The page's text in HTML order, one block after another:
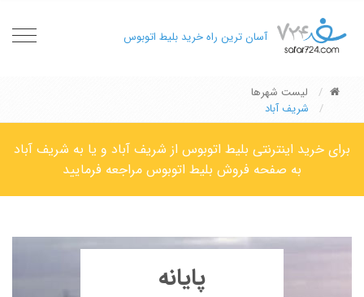
آسان ترین راه خرید بلیط اتوبوس
لیست شهرها
شریف آباد
برای خرید اینترنتی بلیط اتوبوس از شریف آباد و یا به شریف آباد
به صفحه فروش بلیط اتوبوس مراجعه فرمایید
پایانه